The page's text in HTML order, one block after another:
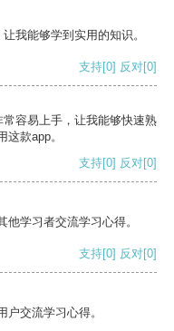
我能够学到实用的知识。
支持[0] 反对[0]
容易上手，让我能够快速熟
款app。
支持[0] 反对[0]
学习者交流学习心得。
支持[0] 反对[0]
交流学习心得。